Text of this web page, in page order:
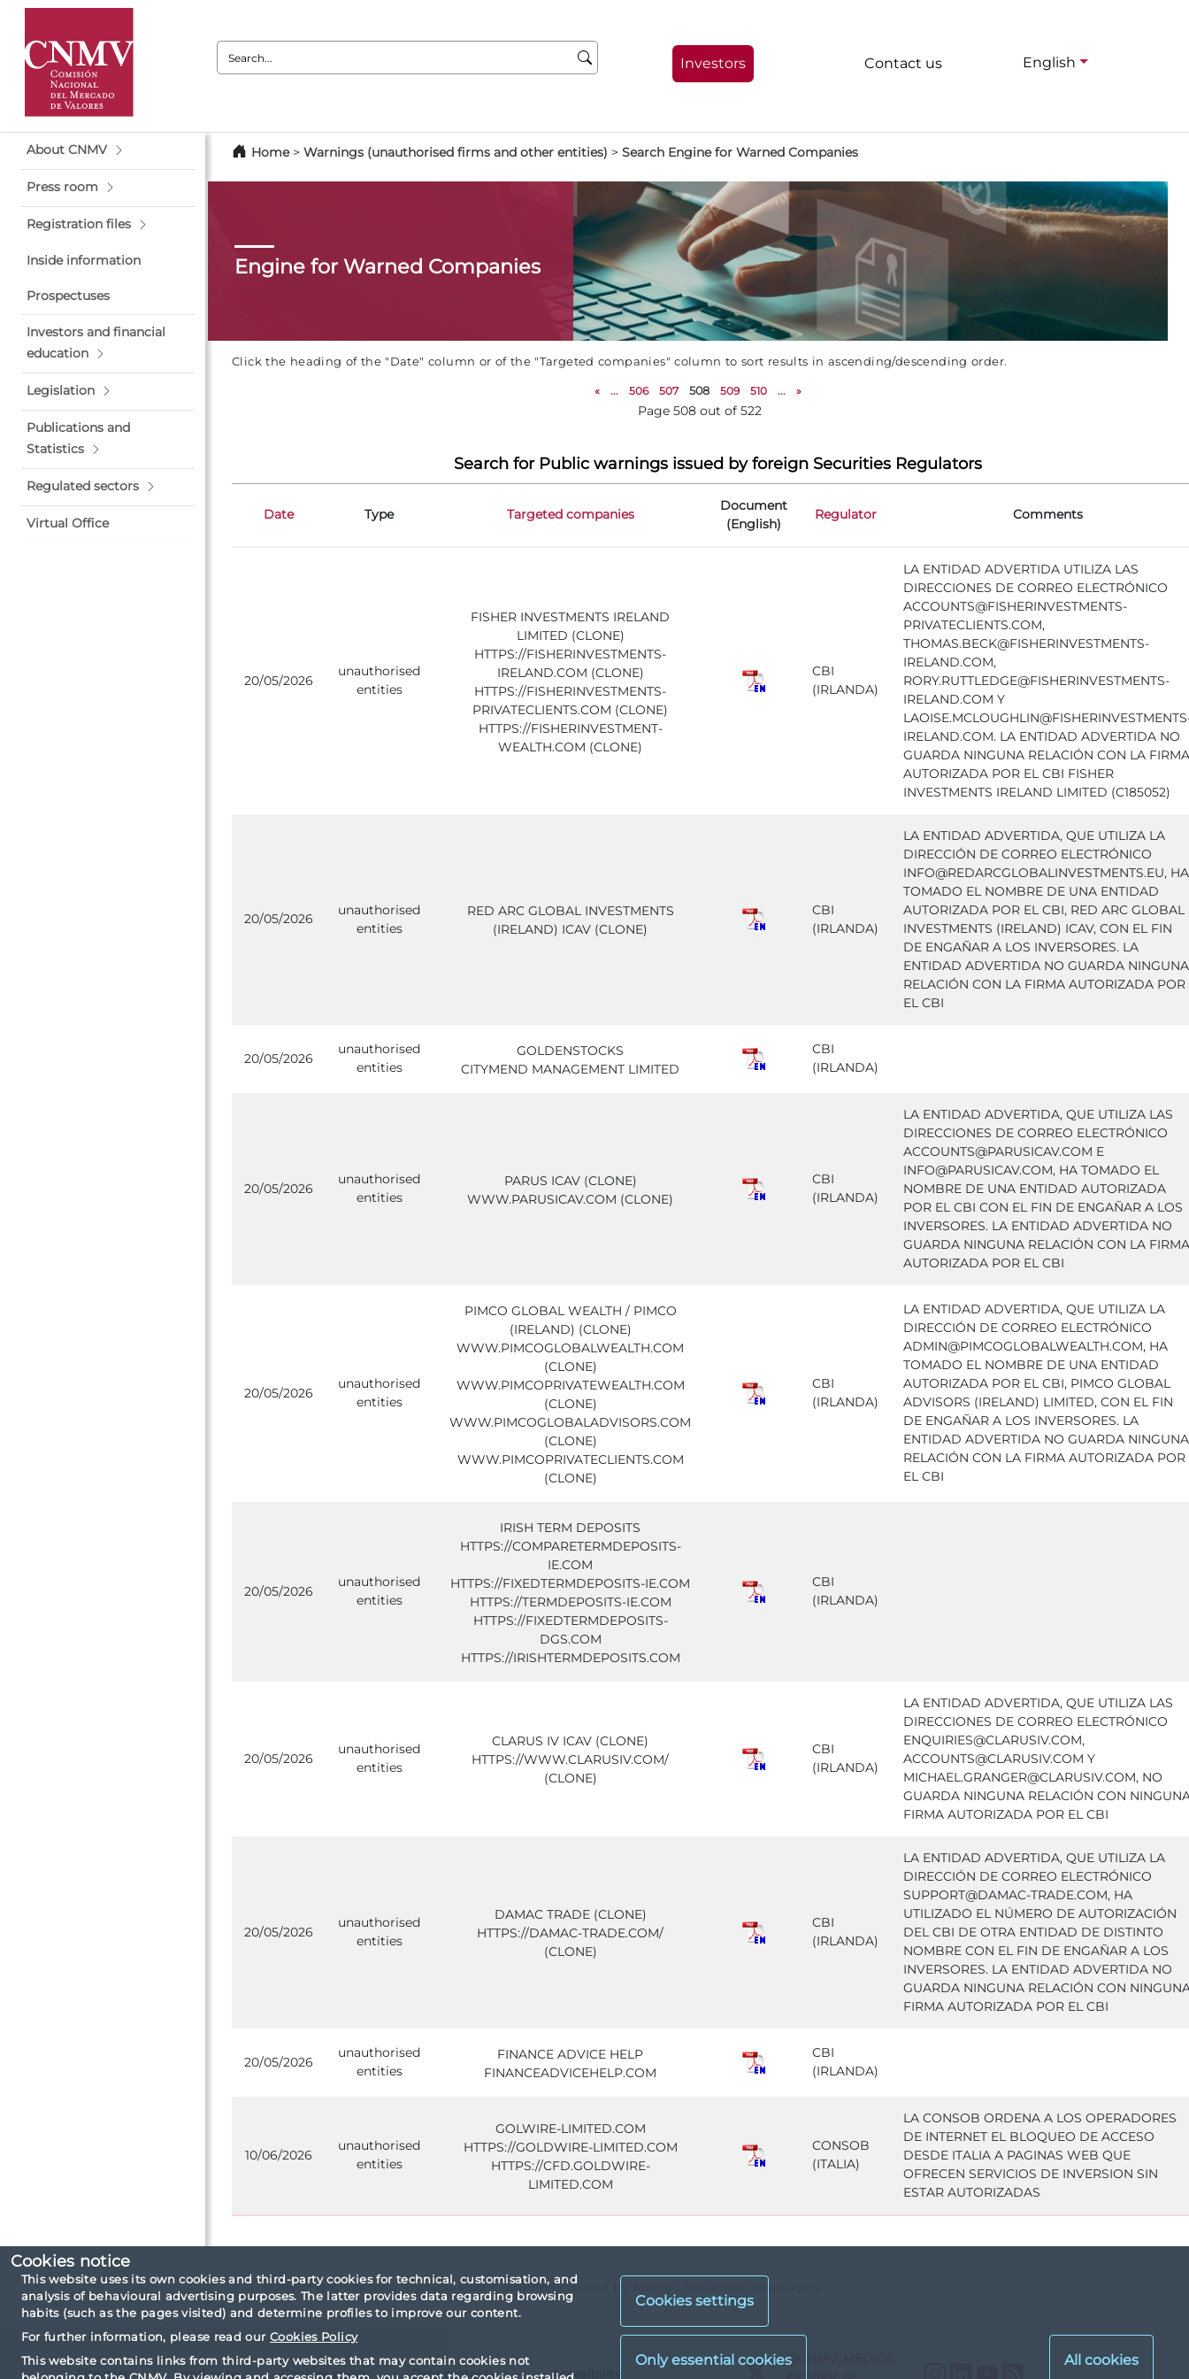
Cookies notice
This website uses its own cookies and third-party cookies for technical, customisation, and
analysis of behavioural advertising purposes. The latter provides data regarding browsing
habits (such as the pages visited) and determine profiles to improve our content.
For further information, please read our Cookies Policy
This website contains links from third-party websites that may contain cookies not
Cookies settings
Search:
Investors Contact us English
About CNMV
Press room
Registration files
Inside information
Prospectuses
Investors and financial
education
Legislation
Publications and
Statistics
Regulated sectors
Virtual Office
Home> Warnings (unauthorised firms and other entities) > Search Engine for Warned Companies
Engine for Warned Companies
Click the heading of the "Date" column or of the "Targeted companies" column to sort results in ascending/descending order.
« ... 506 507 508 509 510 ... »
Page 508 out of 522
Search for Public warnings issued by foreign Securities Regulators
Date Type Targeted companies
Document
(English)
Regulator Comments
20/05/2026
unauthorised
entities
FISHER INVESTMENTS IRELAND
LIMITED (CLONE)
HTTPS://FISHERINVESTMENTS-
IRELAND.COM (CLONE)
HTTPS://FISHERINVESTMENTS-
PRIVATECLIENTS.COM (CLONE)
HTTPS://FISHERINVESTMENT-
WEALTH.COM (CLONE)
CBI
(IRLANDA)
LA ENTIDAD ADVERTIDA UTILIZA LAS
DIRECCIONES DE CORREO ELECTRÓNICO
ACCOUNTS@FISHERINVESTMENTS-
PRIVATECLIENTS.COM,
THOMAS.BECK@FISHERINVESTMENTS-
IRELAND.COM,
RORY.RUTTLEDGE@FISHERINVESTMENTS-
IRELAND.COM Y
IRELAND.COM. LA ENTIDAD ADVERTIDA NO
GUARDA NINGUNA RELACIÓN CON LA FIRMA
AUTORIZADA POR EL CBI FISHER
INVESTMENTS IRELAND LIMITED (C185052)
20/05/2026
unauthorised
entities
RED ARC GLOBAL INVESTMENTS
(IRELAND) ICAV (CLONE)
CBI
(IRLANDA)
LA ENTIDAD ADVERTIDA, QUE UTILIZA LA
DIRECCIÓN DE CORREO ELECTRÓNICO
INFO@REDARCGLOBALINVESTMENTS.EU, HA
TOMADO EL NOMBRE DE UNA ENTIDAD
AUTORIZADA POR EL CBI, RED ARC GLOBAL
INVESTMENTS (IRELAND) ICAV, CON EL FIN
DE ENGAÑAR A LOS INVERSORES. LA
ENTIDAD ADVERTIDA NO GUARDA NINGUNA
RELACIÓN CON LA FIRMA AUTORIZADA POR
EL CBI
20/05/2026
unauthorised
entities
GOLDENSTOCKS
CITYMEND MANAGEMENT LIMITED
CBI
(IRLANDA)
20/05/2026
unauthorised
entities
PARUS ICAV (CLONE)
WWW.PARUSICAV.COM (CLONE)
CBI
(IRLANDA)
LA ENTIDAD ADVERTIDA, QUE UTILIZA LAS
DIRECCIONES DE CORREO ELECTRÓNICO
ACCOUNTS@PARUSICAV.COM E
INFO@PARUSICAV.COM, HA TOMADO EL
NOMBRE DE UNA ENTIDAD AUTORIZADA
POR EL CBI CON EL FIN DE ENGAÑAR A LOS
INVERSORES. LA ENTIDAD ADVERTIDA NO
GUARDA NINGUNA RELACIÓN CON LA FIRMA
AUTORIZADA POR EL CBI
20/05/2026
unauthorised
entities
PIMCO GLOBAL WEALTH / PIMCO
(IRELAND) (CLONE)
WWW.PIMCOGLOBALWEALTH.COM
(CLONE)
WWW.PIMCOPRIVATEWEALTH.COM
(CLONE)
WWW.PIMCOGLOBALADVISORS.COM
(CLONE)
WWW.PIMCOPRIVATECLIENTS.COM
(CLONE)
CBI
(IRLANDA)
LA ENTIDAD ADVERTIDA, QUE UTILIZA LA
DIRECCIÓN DE CORREO ELECTRÓNICO
ADMIN@PIMCOGLOBALWEALTH.COM, HA
TOMADO EL NOMBRE DE UNA ENTIDAD
AUTORIZADA POR EL CBI, PIMCO GLOBAL
ADVISORS (IRELAND) LIMITED, CON EL FIN
DE ENGAÑAR A LOS INVERSORES. LA
ENTIDAD ADVERTIDA NO GUARDA NINGUNA
RELACIÓN CON LA FIRMA AUTORIZADA POR
EL CBI
20/05/2026
unauthorised
entities
IRISH TERM DEPOSITS
HTTPS://COMPARETERMDEPOSITS-
IE.COM
HTTPS://FIXEDTERMDEPOSITS-IE.COM
HTTPS://TERMDEPOSITS-IE.COM
HTTPS://FIXEDTERMDEPOSITS-
DGS.COM
HTTPS://IRISHTERMDEPOSITS.COM
CBI
(IRLANDA)
20/05/2026
unauthorised
entities
CLARUS IV ICAV (CLONE)
HTTPS://WWW.CLARUSIV.COM/
(CLONE)
CBI
(IRLANDA)
LA ENTIDAD ADVERTIDA, QUE UTILIZA LAS
DIRECCIONES DE CORREO ELECTRÓNICO
ENQUIRIES@CLARUSIV.COM,
ACCOUNTS@CLARUSIV.COM Y
MICHAEL.GRANGER@CLARUSIV.COM, NO
GUARDA NINGUNA RELACIÓN CON
FIRMA AUTORIZADA POR EL CBI
20/05/2026
unauthorised
entities
DAMAC TRADE (CLONE)
HTTPS://DAMAC-TRADE.COM/
(CLONE)
CBI
(IRLANDA)
LA ENTIDAD ADVERTIDA, QUE UTILIZA LA
DIRECCIÓN DE CORREO ELECTRÓNICO
SUPPORT@DAMAC-TRADE.COM, HA
UTILIZADO EL NÚMERO DE AUTORIZACIÓN
DEL CBI DE OTRA ENTIDAD DE DISTINTO
NOMBRE CON EL FIN DE ENGAÑAR A LOS
INVERSORES. LA ENTIDAD ADVERTIDA NO
GUARDA NINGUNA RELACIÓN CON
FIRMA AUTORIZADA POR EL CBI
20/05/2026
unauthorised
entities
FINANCE ADVICE HELP
FINANCEADVICEHELP.COM
CBI
(IRLANDA)
10/06/2026
unauthorised
entities
GOLWIRE-LIMITED.COM
HTTPS://GOLDWIRE-LIMITED.COM
HTTPS://CFD.GOLDWIRE-
LIMITED.COM
CONSOB
(ITALIA)
LA CONSOB ORDENA A LOS OPERADORES
DE INTERNET EL BLOQUEO DE ACCESO
DESDE ITALIA A PAGINAS WEB QUE
OFRECEN SERVICIOS DE INVERSION SIN
ESTAR AUTORIZADAS
Consultation criteria: By type Public warnings issued by foreign Securities Regulators.
Site map Legal note Cookies policy Data protection Accesibility
X
@CNMV_MEDIOS
YouTube